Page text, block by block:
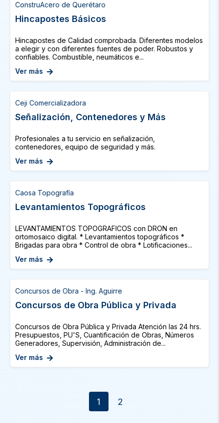
ConstruAcero de Querétaro
Hincapostes Básicos
Hincapostes de Calidad comprobada. Diferentes modelos
a elegir y con diferentes fuentes de poder. Robustos y
confiables. Combustible, neumáticos e...
Ver más
Ceji Comercializadora
Señalización, Contenedores y Más
Profesionales a tu servicio en señalización,
contenedores, equipo de seguridad y más.
Ver más
Caosa Topografía
Levantamientos Topográficos
LEVANTAMIENTOS TOPOGRAFICOS con DRON en
ortomosaico digital. * Levantamientos topográficos *
Brigadas para obra * Control de obra * Lotificaciones...
Ver más
Concursos de Obra - Ing. Aguirre
Concursos de Obra Pública y Privada
Concursos de Obra Pública y Privada Atención las 24 hrs.
Presupuestos, PU'S, Cuantificación de Obras, Números
Generadores, Supervisión, Administración de...
Ver más
1 2